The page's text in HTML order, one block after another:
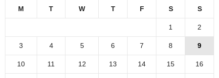
M T W T F S S
1 2
3 4 5 6 7 8 9
10 11 12 13 14 15 16